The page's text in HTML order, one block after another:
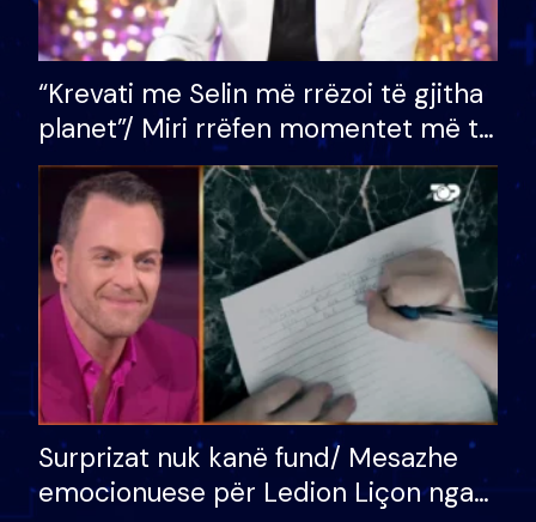
“Krevati me Selin më rrëzoi të gjitha
planet”/ Miri rrëfen momentet më të
bukura në shtëpinë e BB VIP: Do më
mungojë zilja e mëngjesit kur…
Surprizat nuk kanë fund/ Mesazhe
emocionuese për Ledion Liçon nga